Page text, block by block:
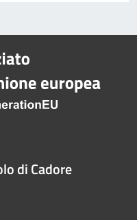
di Cadore